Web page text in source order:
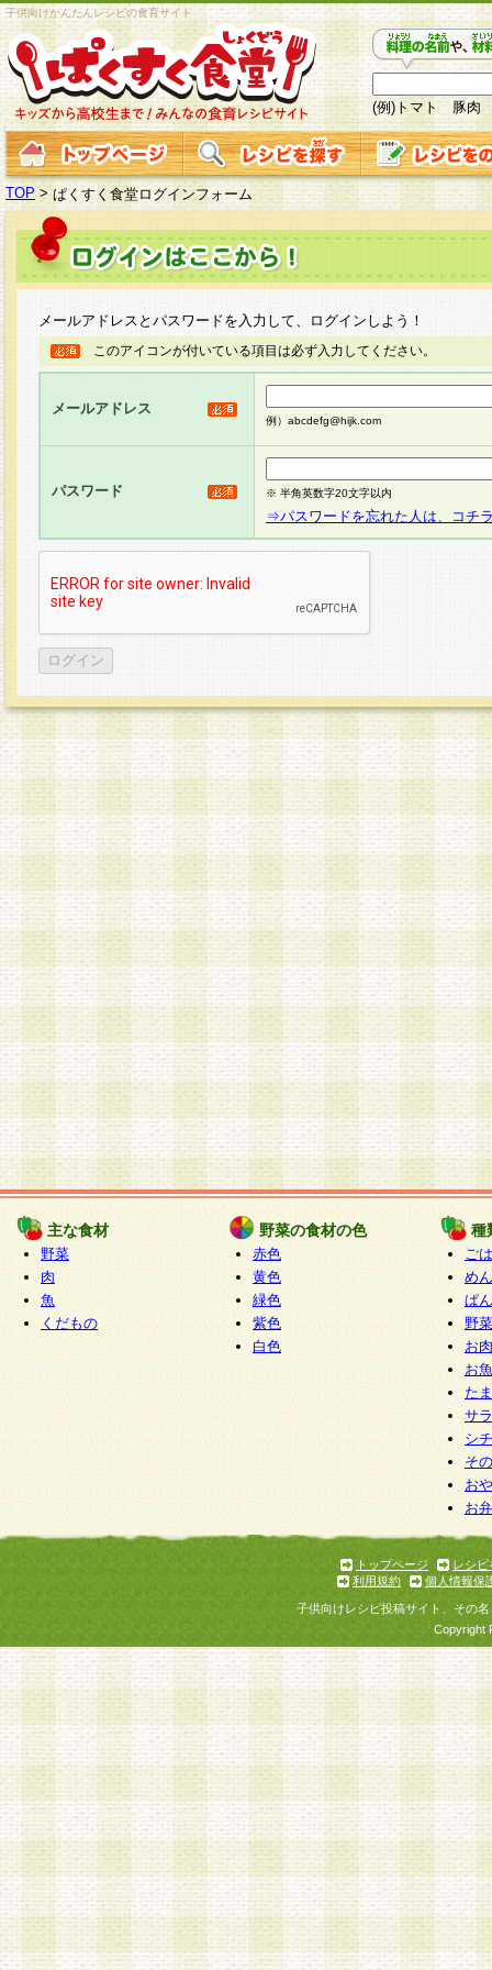
子供向けかんたんレシピの食育サイト
(例)トマト 豚肉
TOP > ぱくすく食堂ログインフォーム
メールアドレスとパスワードを入力して、ログインしよう！
このアイコンが付いている項目は必ず入力してください。
メールアドレス
例）abcdefg@hijk.com
パスワード ※ 半角英数字20文字以内
⇒パスワードを忘れた人は、コチ
主な食材
野菜
肉
魚
くだもの
野菜の食材の色
赤色
黄色
緑色
紫色
白色
種
ご
めん
ぱん
野
お
お
た
サ
シ
そ
お
お
トップページ
レシピ
利用規約
個人情報保
子供向けレシピ投稿サイト、その
Copyright